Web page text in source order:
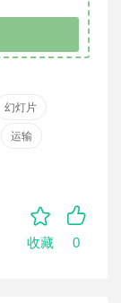
幻灯片
运输
收藏 0